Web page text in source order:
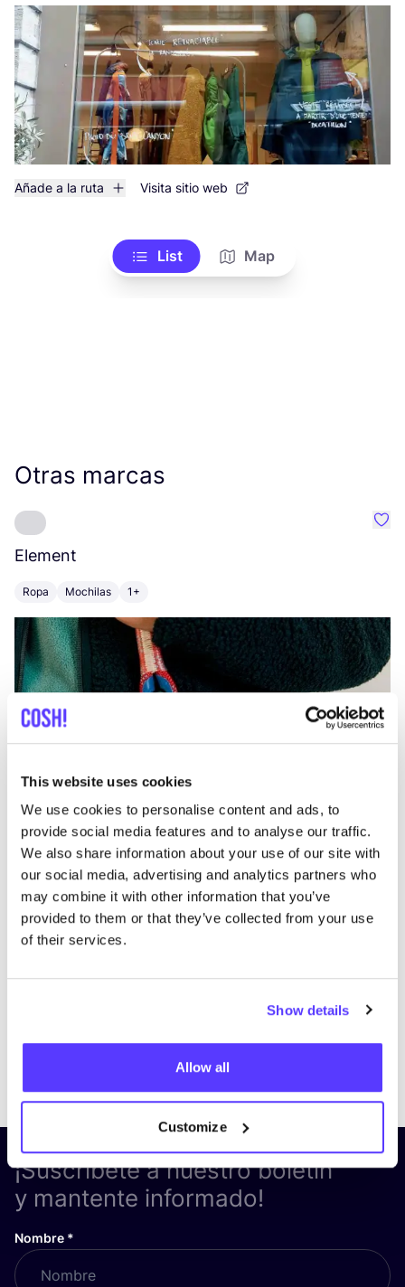
This website uses cookies
We use cookies to personalise content and ads, to
provide social media features and to analyse our traffic.
We also share information about your use of our site with
our social media, advertising and analytics partners who
may combine it with other information that you’ve
provided to them or that they’ve collected from your use
of their services.
Show details
Allow all
Customize
Añade a la ruta Visita sitio web
List Map
Otras marcas
Element
Ropa Mochilas 1+
¡Suscríbete a nuestro boletín
y mantente informado!
Nombre *